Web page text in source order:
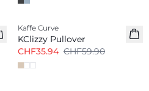
-40%
Kaffe Curve
KClizzy Pullover
CHF35.94 CHF59.90